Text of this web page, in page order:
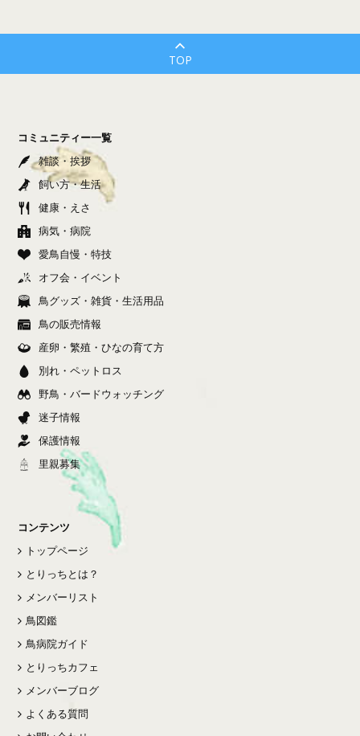
TOP
コミュニティー一覧
雑談・挨拶
飼い方・生活
健康・えさ
病気・病院
愛鳥自慢・特技
オフ会・イベント
鳥グッズ・雑貨・生活用品
鳥の販売情報
産卵・繁殖・ひなの育て方
別れ・ペットロス
野鳥・バードウォッチング
迷子情報
保護情報
里親募集
コンテンツ
トップページ
とりっちとは？
メンバーリスト
鳥図鑑
鳥病院ガイド
とりっちカフェ
メンバーブログ
よくある質問